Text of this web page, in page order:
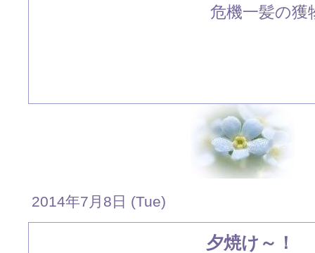
危機一髪の獲
2014年7月8日 (Tue)
夕焼け～！